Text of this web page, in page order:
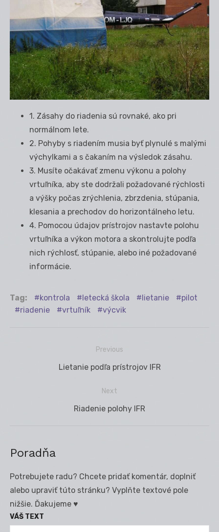
1. Zásahy do riadenia sú rovnaké, ako pri
normálnom lete.
2. Pohyby s riadením musia byť plynulé s malými
výchylkami a s čakaním na výsledok zásahu.
3. Musíte očakávať zmenu výkonu a polohy
vrtuľníka, aby ste dodržali požadované rýchlosti
a výšky počas zrýchlenia, zbrzdenia, stúpania,
klesania a prechodov do horizontálneho letu.
4. Pomocou údajov prístrojov nastavte polohu
vrtuľníka a výkon motora a skontrolujte podľa
nich rýchlosť, stúpanie, alebo iné požadované
informácie.
Tag: kontrola letecká škola lietanie
pilot
riadenie
vrtuľník výcvik
Previous
Previous
Lietanie podľa prístrojov IFR
Next
Next
Riadenie polohy IFR
Poradňa
Potrebujete radu? Chcete pridať komentár, doplniť
alebo upraviť túto stránku? Vyplňte textové pole
nižšie. Ďakujeme ♥
VÁŠ TEXT